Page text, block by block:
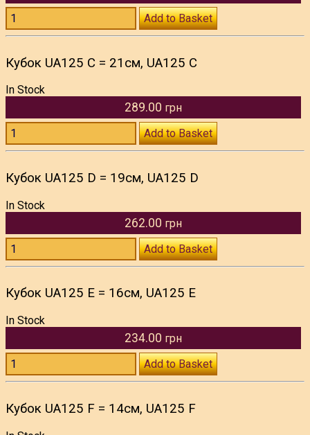
Add to Basket
Кубок UA125 C = 21см, UA125 C
In Stock
289.00 грн
Add to Basket
Кубок UA125 D = 19см, UA125 D
In Stock
262.00 грн
Add to Basket
Кубок UA125 E = 16см, UA125 E
In Stock
234.00 грн
Add to Basket
Кубок UA125 F = 14см, UA125 F